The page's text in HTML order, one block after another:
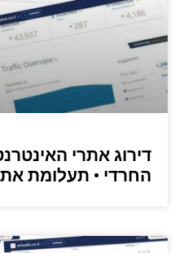
דירוג אתרי
החרדי • תעלומת